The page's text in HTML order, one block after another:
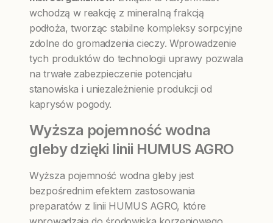
wchodzą w reakcję z mineralną frakcją
podłoża, tworząc stabilne kompleksy sorpcyjne
zdolne do gromadzenia cieczy. Wprowadzenie
tych produktów do technologii uprawy pozwala
na trwałe zabezpieczenie potencjału
stanowiska i uniezależnienie produkcji od
kaprysów pogody.
Wyższa pojemność wodna
gleby dzięki linii HUMUS AGRO
Wyższa pojemność wodna gleby jest
bezpośrednim efektem zastosowania
preparatów z linii HUMUS AGRO, które